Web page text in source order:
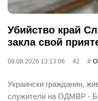
Убийство край
закла свой
09.08.2026 13:13:06 42
Украински гражданин,
служители на ОДМВР -